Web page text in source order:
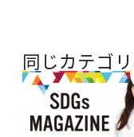
同じカテゴ